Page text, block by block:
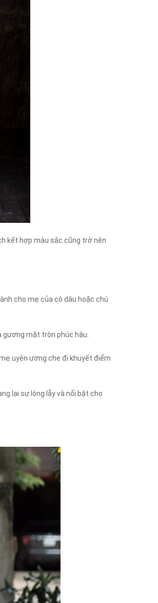
kết hợp màu sắc cũng trở nên
cho mẹ của cô dâu hoặc chú
gương mặt tròn phúc hậu.
uyên ương che đi khuyết điểm
lại sự lộng lẫy và nổi bật cho